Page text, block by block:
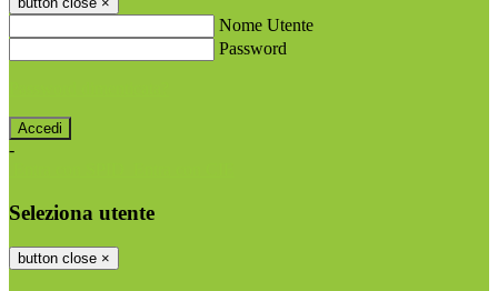
Nome Utente
Password
-
Seleziona utente
button close ×